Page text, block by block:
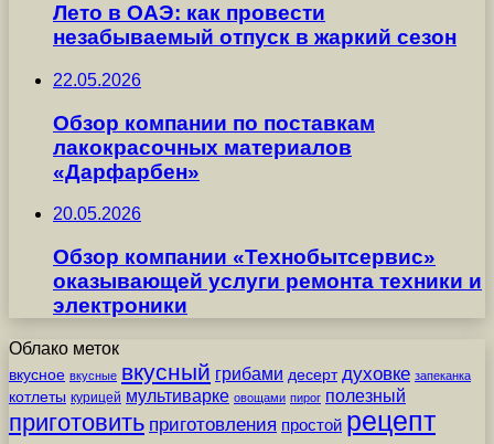
Лето в ОАЭ: как провести
незабываемый отпуск в жаркий сезон
22.05.2026
Обзор компании по поставкам
лакокрасочных материалов
«Дарфарбен»
20.05.2026
Обзор компании «Технобытсервис»
оказывающей услуги ремонта техники и
электроники
Облако меток
вкусное вкусные вкусный грибами десерт духовке запеканка
котлеты курицей мультиварке овощами пирог полезный
приготовить приготовления простой рецепт